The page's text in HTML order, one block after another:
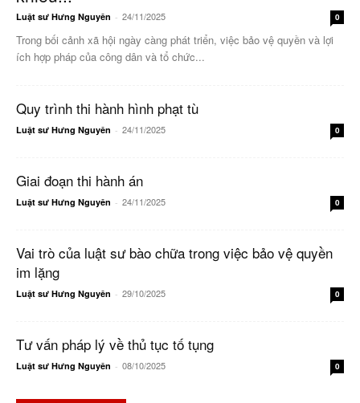
Luật sư Hưng Nguyên - 24/11/2025 0
Trong bối cảnh xã hội ngày càng phát triển, việc bảo vệ quyền và lợi
ích hợp pháp của công dân và tổ chức...
Quy trình thi hành hình phạt tù
Luật sư Hưng Nguyên - 24/11/2025 0
Giai đoạn thi hành án
Luật sư Hưng Nguyên - 24/11/2025 0
Vai trò của luật sư bào chữa trong việc bảo vệ quyền
im lặng
Luật sư Hưng Nguyên - 29/10/2025 0
Tư vấn pháp lý về thủ tục tố tụng
Luật sư Hưng Nguyên - 08/10/2025 0